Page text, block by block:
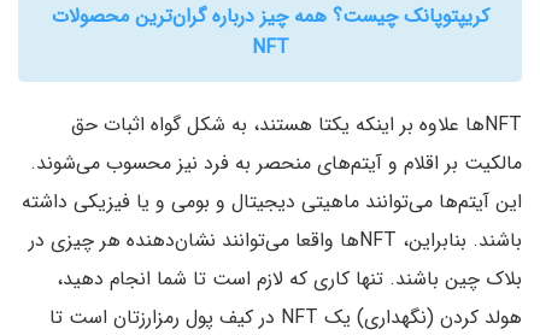
کریپتوپانک چیست؟ همه چیز درباره گران‌ترین محصولات
NFT
NFT‌ها علاوه بر اینکه یکتا هستند، به شکل گواه اثبات حق
مالکیت بر اقلام و آیتم‌های منحصر به فرد نیز محسوب می‌شوند.
این آیتم‌ها می‌توانند ماهیتی دیجیتال و بومی و یا فیزیکی داشته
باشند. بنابراین، NFT‌ها واقعا می‌توانند نشان‌دهنده هر چیزی در
بلاک چین باشند. تنها کاری که لازم است تا شما انجام دهید،
هولد کردن (نگهداری) یک NFT در کیف پول رمزارز‌تان است تا